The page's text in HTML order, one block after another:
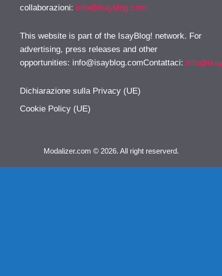
collaborazioni: info@isayblog.com
This website is part of the IsayBlog! network. For
advertising, press releases and other
opportunities: info@isayblog.comContattaci:
Dichiarazione sulla Privacy (UE)
Cookie Policy (UE)
Modalizer.com © 2026. All right reserverd.